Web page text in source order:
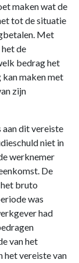
maken wat de
tot de situatie
Met
de
bedrag het
maken met
zijn
aan dit vereiste
niet in
werknemer
De
bruto
was
had
van het
het vereiste van